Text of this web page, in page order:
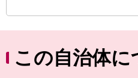
この自治体に